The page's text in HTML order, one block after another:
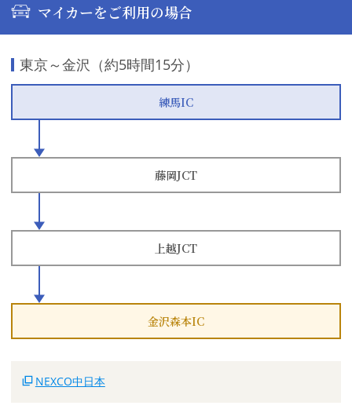
マイカーをご利用の場合
東京～金沢（約5時間15分）
練馬IC
藤岡JCT
上越JCT
金沢森本IC
NEXCO中日本